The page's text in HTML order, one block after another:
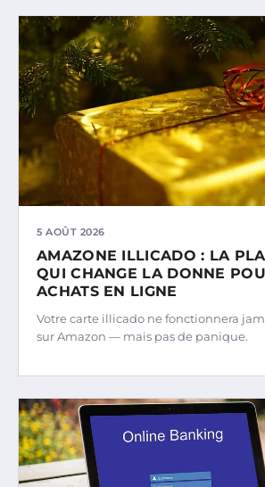
5 AOÛT 2026
AMAZONE ILLICADO : LA
QUI CHANGE LA DONNE
ACHATS EN LIGNE
Votre carte illicado ne fonctionnera
sur Amazon — mais pas de panique.